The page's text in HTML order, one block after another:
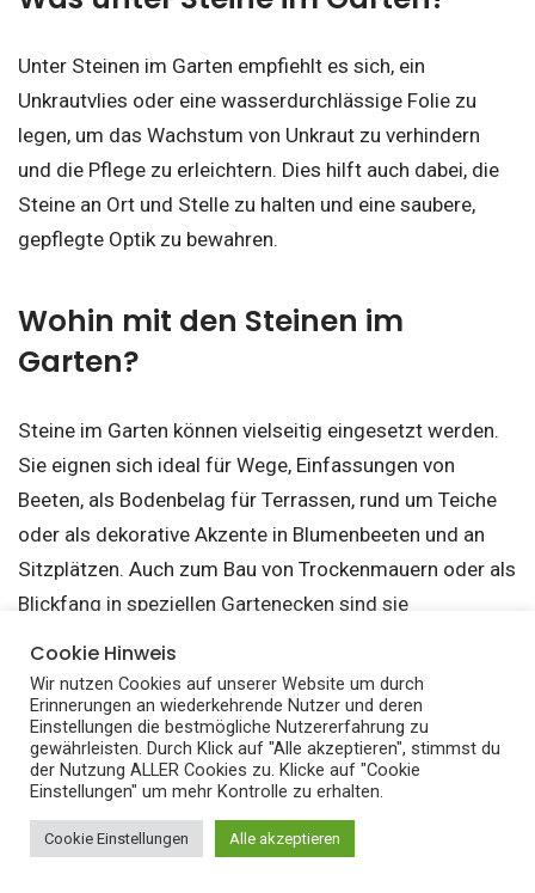
Unter Steinen im Garten empfiehlt es sich, ein
Unkrautvlies oder eine wasserdurchlässige Folie zu
legen, um das Wachstum von Unkraut zu verhindern
und die Pflege zu erleichtern. Dies hilft auch dabei, die
Steine an Ort und Stelle zu halten und eine saubere,
gepflegte Optik zu bewahren.
Wohin mit den Steinen im
Garten?
Steine im Garten können vielseitig eingesetzt werden.
Sie eignen sich ideal für Wege, Einfassungen von
Beeten, als Bodenbelag für Terrassen, rund um Teiche
oder als dekorative Akzente in Blumenbeeten und an
Sitzplätzen. Auch zum Bau von Trockenmauern oder als
Blickfang in speziellen Gartenecken sind sie
Sind Steine im Garten gut?
Ja, Steine im Garten sind gut, da sie robust, langlebig
und pflegeleicht sind. Sie unterdrücken Unkraut, helfen
den Boden feucht zu halten und bieten eine ästhetisch
Cookie Hinweis
Wir nutzen Cookies auf unserer Website um durch
Erinnerungen an wiederkehrende Nutzer und deren
Einstellungen die bestmögliche Nutzererfahrung zu
gewährleisten. Durch Klick auf "Alle akzeptieren", stimmst du
der Nutzung ALLER Cookies zu. Klicke auf "Cookie
Einstellungen" um mehr Kontrolle zu erhalten.
Cookie Einstellungen Alle akzeptieren